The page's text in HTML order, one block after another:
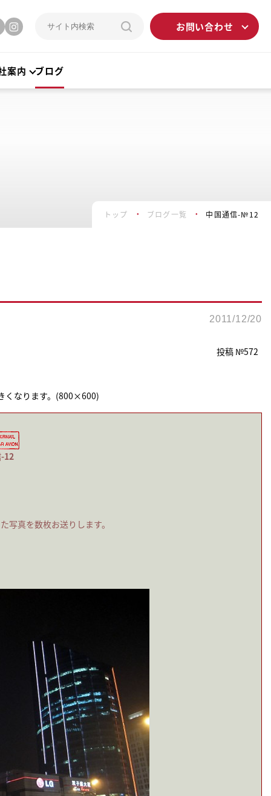
お問い合わせ
案内 ブログ
トップ ブログ一覧 中国通信-№12
2011/12/20
投稿 №572
くなります。(800×600)
12
写真を数枚お送りします。